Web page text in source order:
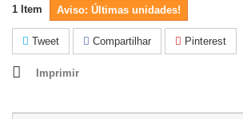
1 Item Aviso: Últimas unidades!
Tweet Compartilhar Pinterest
Imprimir